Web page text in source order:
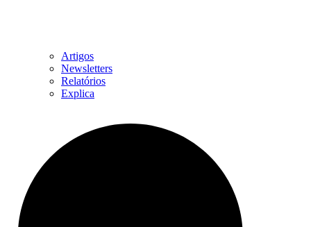
Artigos
Newsletters
Relatórios
Explica